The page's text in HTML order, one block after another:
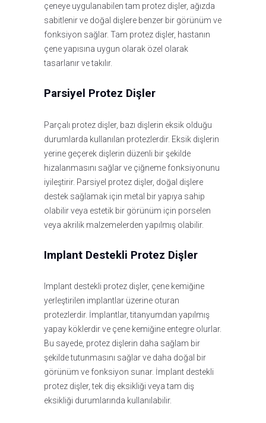
çeneye uygulanabilen tam protez dişler, ağızda
sabitlenir ve doğal dişlere benzer bir görünüm ve
fonksiyon sağlar. Tam protez dişler, hastanın
çene yapısına uygun olarak özel olarak
tasarlanır ve takılır.
Parsiyel Protez Dişler
Parçalı protez dişler, bazı dişlerin eksik olduğu
durumlarda kullanılan protezlerdir. Eksik dişlerin
yerine geçerek dişlerin düzenli bir şekilde
hizalanmasını sağlar ve çiğneme fonksiyonunu
iyileştirir. Parsiyel protez dişler, doğal dişlere
destek sağlamak için metal bir yapıya sahip
olabilir veya estetik bir görünüm için porselen
veya akrilik malzemelerden yapılmış olabilir.
Implant Destekli Protez Dişler
Implant destekli protez dişler, çene kemiğine
yerleştirilen implantlar üzerine oturan
protezlerdir. İmplantlar, titanyumdan yapılmış
yapay köklerdir ve çene kemiğine entegre olurlar.
Bu sayede, protez dişlerin daha sağlam bir
şekilde tutunmasını sağlar ve daha doğal bir
görünüm ve fonksiyon sunar. İmplant destekli
protez dişler, tek diş eksikliği veya tam diş
eksikliği durumlarında kullanılabilir.